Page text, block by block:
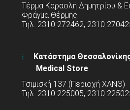
Τέρμα Καραολή Δημητρίου &
Φράγμα Θέρμης
Τηλ: 2310 272462, 2310
Κατάστημα
Medical Store
Τσιμισκή 137 (Περιοχή ΧΑΝΘ)
Τηλ: 2310 225005, 2310